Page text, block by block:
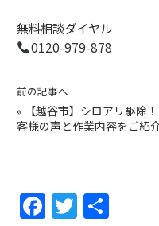
無料相談ダイヤル
0120-979-878
前の記事へ
«
【越谷市】シロアリ駆除
客様の声と作業内容をご紹
F T